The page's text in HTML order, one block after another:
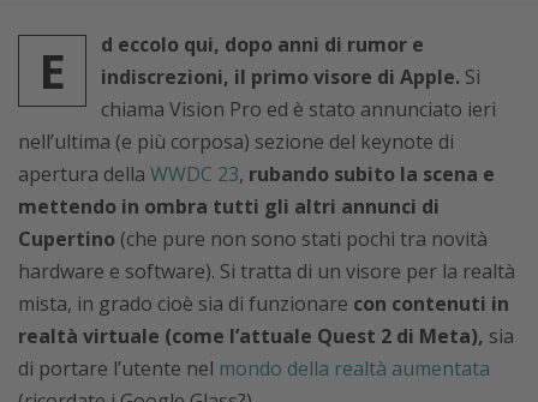
E
d eccolo qui, dopo anni di rumor e
indiscrezioni, il primo visore di Apple. Si
chiama Vision Pro ed è stato annunciato ieri
nell’ultima (e più corposa) sezione del keynote di
apertura della WWDC 23, rubando subito la scena e
mettendo in ombra tutti gli altri annunci di
Cupertino (che pure non sono stati pochi tra novità
hardware e software). Si tratta di un visore per la realtà
mista, in grado cioè sia di funzionare con contenuti in
realtà virtuale (come l’attuale Quest 2 di Meta), sia
di portare l’utente nel mondo della realtà aumentata